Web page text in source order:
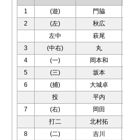
1 (遊)
門脇
2
(左)
秋広
左中
萩尾
3
(中右)
丸
4
(一)
岡本和
5
(三)
坂本
6
(捕)
大城卓
投
平内
7
(右)
岡田
打二
北村拓
8
(二)
吉川